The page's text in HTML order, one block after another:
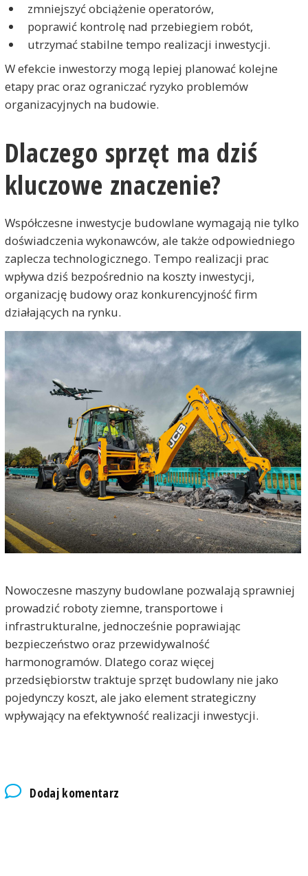
zmniejszyć obciążenie operatorów,
poprawić kontrolę nad przebiegiem robót,
utrzymać stabilne tempo realizacji inwestycji.
W efekcie inwestorzy mogą lepiej planować kolejne
etapy prac oraz ograniczać ryzyko problemów
organizacyjnych na budowie.
Dlaczego sprzęt ma dziś
kluczowe znaczenie?
Współczesne inwestycje budowlane wymagają nie tylko
doświadczenia wykonawców, ale także odpowiedniego
zaplecza technologicznego. Tempo realizacji prac
wpływa dziś bezpośrednio na koszty inwestycji,
organizację budowy oraz konkurencyjność firm
działających na rynku.
Nowoczesne maszyny budowlane pozwalają sprawniej
prowadzić roboty ziemne, transportowe i
infrastrukturalne, jednocześnie poprawiając
bezpieczeństwo oraz przewidywalność
harmonogramów. Dlatego coraz więcej
przedsiębiorstw traktuje sprzęt budowlany nie jako
pojedynczy koszt, ale jako element strategiczny
wpływający na efektywność realizacji inwestycji.
Dodaj komentarz